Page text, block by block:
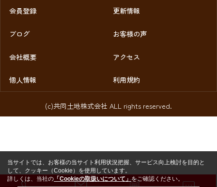
会員登録 更新情報
ブログ お客様の声
会社概要 アクセス
個人情報 利用規約
(c)共同土地株式会社 ALL rights reserved.
当サイトでは、お客様の当サイト利用状況把握、サービス向上検討を目的と
して、クッキー（Cookie）を使用しています。
詳しくは、当社の 「Cookieの取扱いについて」をご確認ください。